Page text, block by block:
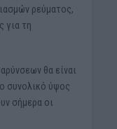
ρεύματος,
για τη
θα είναι
συνολικό ύψος
σήμερα οι